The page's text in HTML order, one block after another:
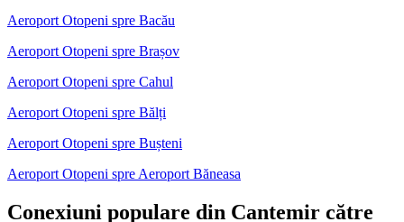
Aeroport Otopeni spre Bacău
Aeroport Otopeni spre Brașov
Aeroport Otopeni spre Cahul
Aeroport Otopeni spre Bălți
Aeroport Otopeni spre Bușteni
Aeroport Otopeni spre Aeroport Băneasa
Conexiuni populare din Cantemir către